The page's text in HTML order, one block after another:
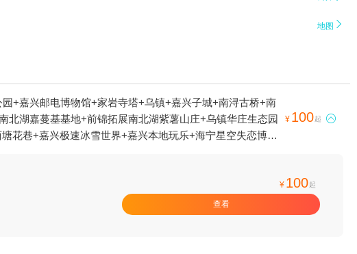
地图 
+嘉兴邮电博物馆+家岩寺塔+乌镇+嘉兴子城+南浔古桥+南
湖嘉蔓基基地+前锦拓展南北湖紫薯山庄+乌镇华庄生态园
花巷+嘉兴极速冰雪世界+嘉兴本地玩乐+海宁星空失恋博物
王宅+西塘古镇-永寿禅寺+濮院时尚古镇-福善寺+南浔古镇-
海盐南北湖景区-观音山1日游
¥ 100起 
¥ 100起
查看